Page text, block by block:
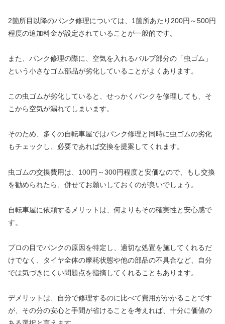
2箇所目以降のパンク修理については、1箇所あたり200円～500円
程度の追加料金が設定されていることが一般的です。
また、パンク修理の際に、空気を入れるバルブ部分の「虫ゴム」
という小さなゴム部品が劣化していることがよくあります。
この虫ゴムが劣化していると、せっかくパンクを修理しても、そ
こから空気が漏れてしまいます。
そのため、多くの自転車屋ではパンク修理と同時に虫ゴムの劣化
もチェックし、必要であれば交換を提案してくれます。
虫ゴムの交換費用は、100円～300円程度と安価なので、もし交換
を勧められたら、併せてお願いしておくのが良いでしょう。
自転車屋に依頼するメリットは、何よりもその確実性と安心感で
す。
プロの目でパンクの原因を特定し、適切な処置を施してくれるだ
けでなく、タイヤ全体の摩耗状態や他の部品の不具合など、自分
では気づきにくい問題点を指摘してくれることもあります。
デメリットは、自分で修理するのに比べて費用がかかることです
が、その分の安心と手間が省けることを考えれば、十分に価値の